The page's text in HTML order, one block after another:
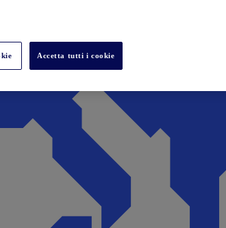
Accetta tutti i cookie